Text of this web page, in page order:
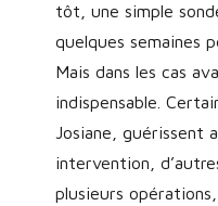
tôt, une simple
quelques semaines
Mais dans les cas
indispensable.
Josiane, guérissent
intervention,
plusieurs